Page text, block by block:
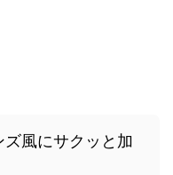
風にサクッと加